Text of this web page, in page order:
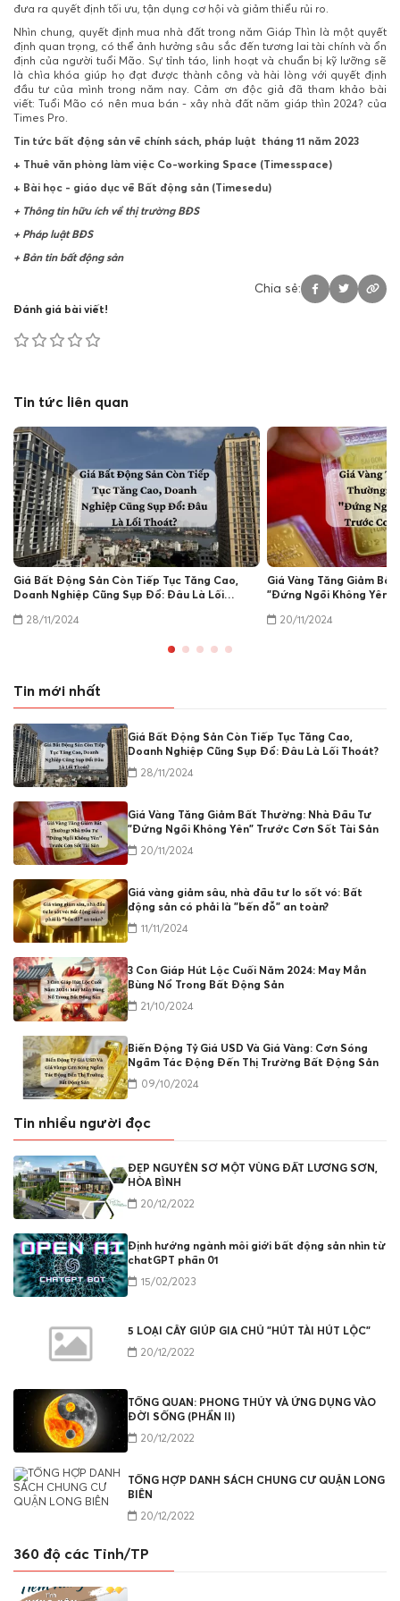
đưa ra quyết định tối ưu, tận dụng cơ hội và giảm thiểu rủi ro.
Nhìn chung, quyết định mua nhà đất trong năm Giáp Thìn là một quyết
định quan trọng, có thể ảnh hưởng sâu sắc đến tương lai tài chính và ổn
định của người tuổi Mão. Sự tỉnh táo, linh hoạt và chuẩn bị kỹ lưỡng sẽ
là chìa khóa giúp họ đạt được thành công và hài lòng với quyết định
đầu tư của mình trong năm nay. Cảm ơn độc giả đã tham khảo bài
viết: Tuổi Mão có nên mua bán - xây nhà đất năm giáp thìn 2024? của
Times Pro.
Tin tức bất động sản về chính sách, pháp luật tháng 11 năm 2023
+ Thuê văn phòng làm việc Co-working Space (Timesspace)
+ Bài học - giáo dục về Bất động sản (Timesedu)
+ Thông tin hữu ích về thị trường BĐS
+ Pháp luật BĐS
+ Bản tin bất động sản
Chia sẻ:
Đánh giá bài viết!
Tin tức liên quan
Giá Bất Động Sản Còn Tiếp Tục Tăng Cao,
Doanh Nghiệp Cũng Sụp Đổ: Đâu Là Lối
28/11/2024
Giá Vàng Tăng Giảm
"Đứng Ngồi Không Yên"
20/11/2024
Tin mới nhất
Giá Bất Động Sản Còn Tiếp Tục Tăng Cao,
Doanh Nghiệp Cũng Sụp Đổ: Đâu Là Lối Thoát?
28/11/2024
Giá Vàng Tăng Giảm Bất Thường: Nhà Đầu Tư
"Đứng Ngồi Không Yên" Trước Cơn Sốt Tài Sản
20/11/2024
Giá vàng giảm sâu, nhà đầu tư lo sốt vó: Bất
động sản có phải là "bến đỗ" an toàn?
11/11/2024
3 Con Giáp Hút Lộc Cuối Năm 2024: May Mắn
Bùng Nổ Trong Bất Động Sản
21/10/2024
Biến Động Tỷ Giá USD Và Giá Vàng: Cơn Sóng
Ngầm Tác Động Đến Thị Trường Bất Động Sản
09/10/2024
Tin nhiều người đọc
ĐẸP NGUYÊN SƠ MỘT VÙNG ĐẤT LƯƠNG SƠN,
HÒA BÌNH
20/12/2022
Định hướng ngành môi giới bất động sản nhìn từ
chatGPT phần 01
15/02/2023
5 LOẠI CÂY GIÚP GIA CHỦ "HÚT TÀI HÚT LỘC"
20/12/2022
TỔNG QUAN: PHONG THỦY VÀ ỨNG DỤNG VÀO
ĐỜI SỐNG (PHẦN II)
20/12/2022
TỔNG HỢP DANH SÁCH CHUNG CƯ QUẬN LONG
BIÊN
20/12/2022
360 độ các Tỉnh/TP